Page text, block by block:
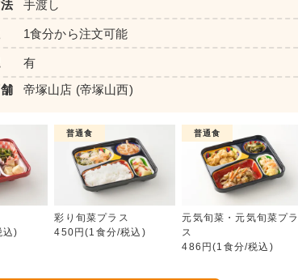
彩り旬菜
手渡し
1食分から注文可能
有
帝塚山店 (帝塚山西)
込)
普通食
彩り旬菜プラス
450円(1食分/税込)
普通食
元気旬菜・元気旬菜プラ
ス
486円(1食分/税込)